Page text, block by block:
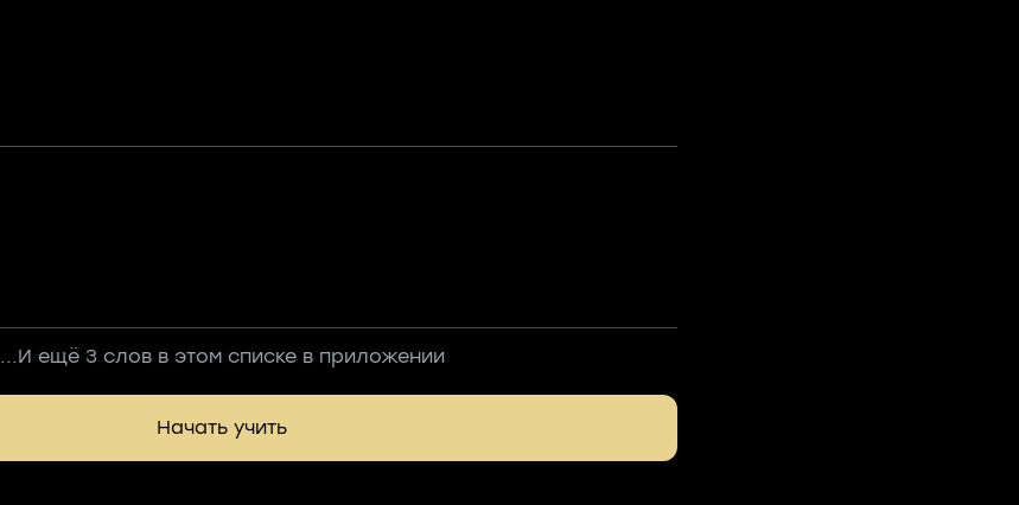
...И ещё 3 слов в этом списке в приложении
Начать учить